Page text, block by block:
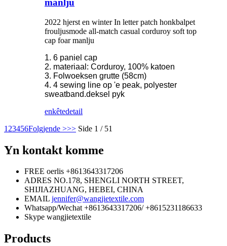
manlju
2022 hjerst en winter In letter patch honkbalpet
frouljusmode all-match casual corduroy soft top
cap foar manlju
1. 6 paniel cap
2. materiaal: Corduroy, 100% katoen
3. Folwoeksen grutte (58cm)
4. 4 sewing line op 'e peak, polyester
sweatband.deksel pyk
enkêtedetail
1 23456Folgjende >>> Side 1 / 51
Yn kontakt komme
FREE oerlis +8613643317206
ADRES NO.178, SHENGLI NORTH STREET,
SHIJIAZHUANG, HEBEI, CHINA
EMAIL jennifer@wangjietextile.com
Whatsapp/Wechat +8613643317206/ +8615231186633
Skype wangjietextile
Products